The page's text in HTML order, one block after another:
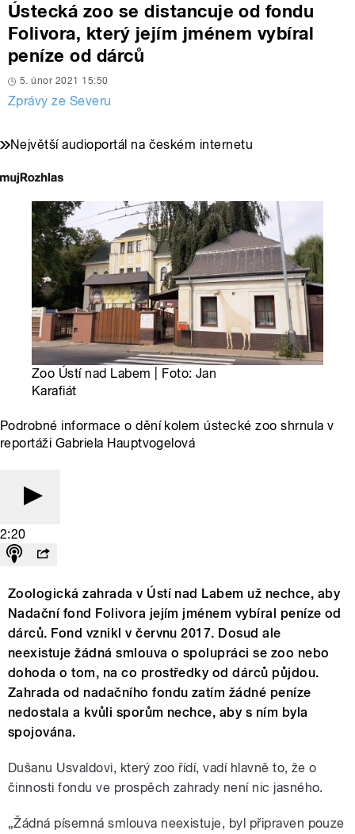
Ústecká zoo se distancuje od fondu
Folivora, který jejím jménem vybíral
peníze od dárců
5. únor 2021 15:50
Zprávy ze Severu
Největší audioportál na českém internetu
Zoo Ústí nad Labem | Foto: Jan
Karafiát
Podrobné informace o dění kolem ústecké zoo shrnula v
reportáži Gabriela Hauptvogelová
2:20
Zoologická zahrada v Ústí nad Labem už nechce, aby
Nadační fond Folivora jejím jménem vybíral peníze od
dárců. Fond vznikl v červnu 2017. Dosud ale
neexistuje žádná smlouva o spolupráci se zoo nebo
dohoda o tom, na co prostředky od dárců půjdou.
Zahrada od nadačního fondu zatím žádné peníze
nedostala a kvůli sporům nechce, aby s ním byla
spojována.
Dušanu Usvaldovi, který zoo řídí, vadí hlavně to, že o
činnosti fondu ve prospěch zahrady není nic jasného.
„Žádná písemná smlouva neexistuje, byl připraven pouze